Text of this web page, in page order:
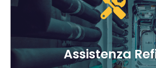
Assistenza